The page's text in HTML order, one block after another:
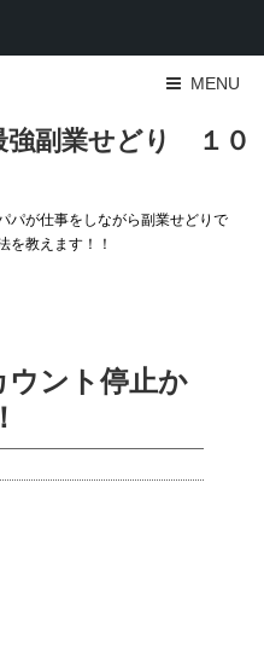
MENU
強副業せどり １０
パが仕事をしながら副業せどりで
を教えます！！
ウント停止か